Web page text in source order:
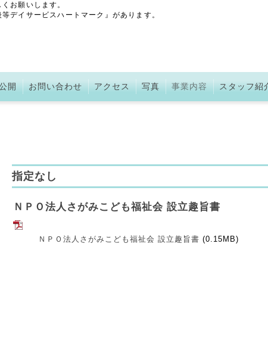
お願いします。
デイサービスハートマーク』があります。
開 お問い合わせ アクセス 写真 事業内容 スタッフ紹
指定なし
ＮＰＯ法人さがみこども福祉会 設立趣旨書
ＮＰＯ法人さがみこども福祉会 設立趣旨書 (0.15MB)